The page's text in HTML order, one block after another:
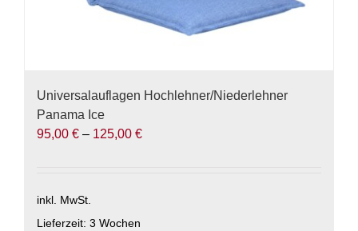
Universalauflagen Hochlehner/Niederlehner
Panama Ice
95,00 € – 125,00 €
inkl. MwSt.
Lieferzeit: 3 Wochen